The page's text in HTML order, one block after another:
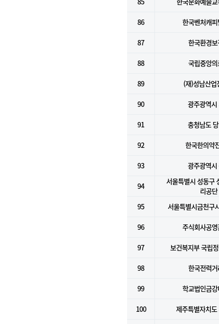
86 한국벤처캐
87 한국환경
88 국립중앙
89 (재)성남산업
90 광주광역시
91 충청남도
92 한국한의약
93 광주광역시
94
서울특별시 성동구
리공단
95
서울특별시금천구
96 주식회사공
97 보건복지부 국립
98 한국전력
99 학교법인금
100 제주특별자치도